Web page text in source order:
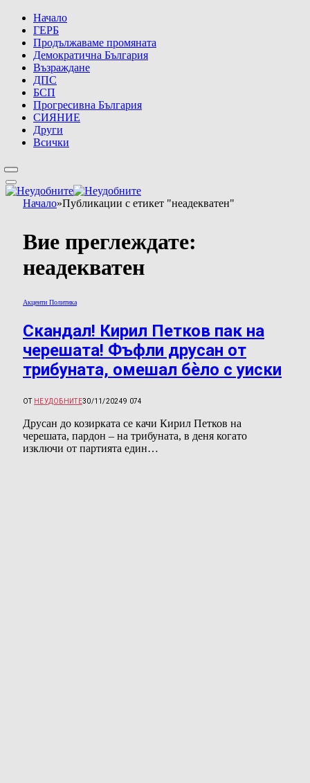
Начало
ГЕРБ
Продължаваме промяната
Демократична България
Възраждане
ДПС
БСП
Прогресивна България
СИЯНИЕ
Други
Всички
Начало»Публикации с етикет "неадекватен"
Вие преглеждате:
неадекватен
Акценти Политика
Скандал! Кирил Петков пак на
черешата! Фъфли друсан от
трибуната, омешал бѐло с уиски
ОТ НЕУДОБНИТЕ30/11/20249 074
Друсан до козирката се качи Кирил Петков на
черешата, пардон – на трибуната, в деня когато
изключи от партията един…